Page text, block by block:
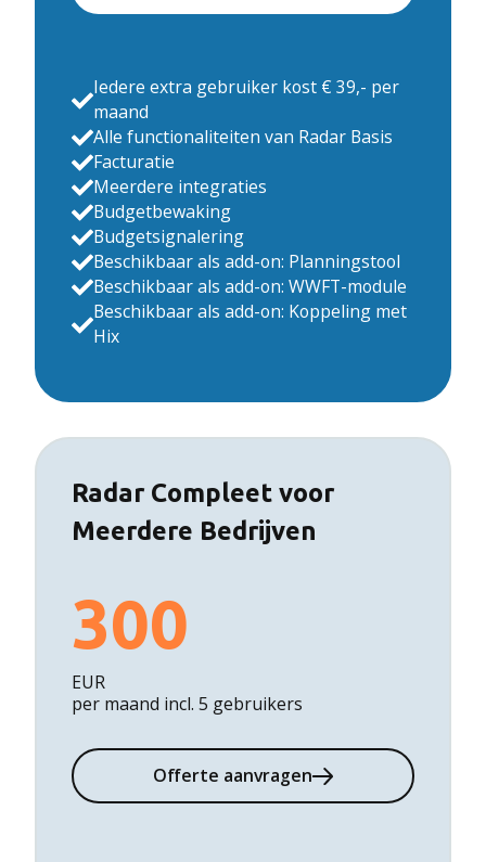
Iedere extra gebruiker kost € 39,- per
maand
Alle functionaliteiten van Radar Basis
Facturatie
Meerdere integraties
Budgetbewaking
Budgetsignalering
Beschikbaar als add-on: Planningstool
Beschikbaar als add-on: WWFT-module
Beschikbaar als add-on: Koppeling met
Hix
Radar Compleet voor
Meerdere Bedrijven
300
EUR
per maand incl. 5 gebruikers
Offerte aanvragen